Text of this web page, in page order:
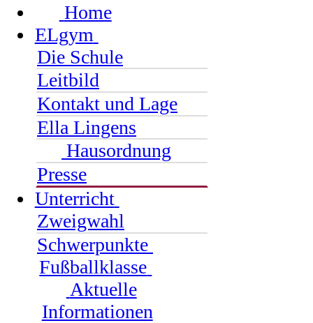
Home
ELgym
Die Schule
Leitbild
Kontakt und Lage
Ella Lingens
Hausordnung
Presse
Unterricht
Zweigwahl
Schwerpunkte
Fußballklasse
Aktuelle
Informationen